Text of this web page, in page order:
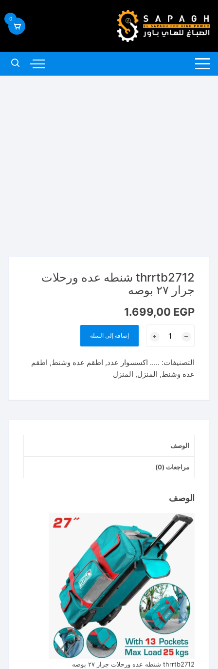
إلى
المحتوى
0
thrrtb2712 شنطه عده ورحلات
جرار ٢٧ بوصه
1.699,00 EGP
thrrtb2712
عده
ورحلات
إضافة إلى السلة
التصنيفات: ..... اكسسوار عدد, اطقم عده وشنط, اطقم
عده وشنط, المنزل, المنزل
الوصف
مراجعات (0)
الوصف
thrrtb2712 شنطه عده ورحلات جرار ٢٧ بوصه